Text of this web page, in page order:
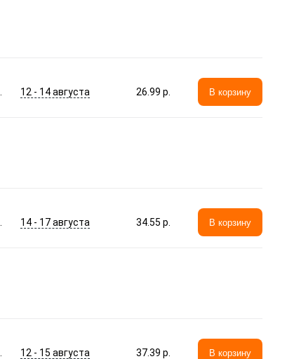
12 - 14 августа 26.99 p. В корзину
14 - 17 августа 34.55 p. В корзину
12 - 15 августа 37.39 p. В корзину